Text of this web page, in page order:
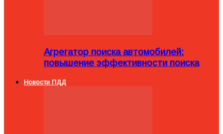
Агрегатор поиска автомобилей:
повышение эффективности поиска
Новости ПДД